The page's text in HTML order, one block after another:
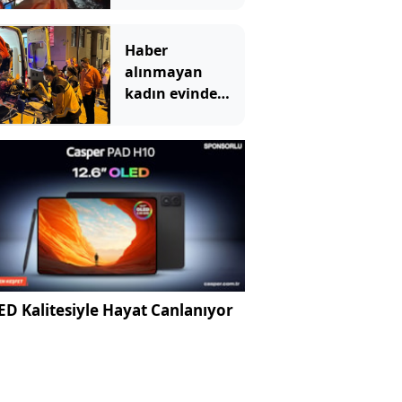
Haber
alınmayan
kadın evinde
arasında
bulundu
Kalitesiyle Hayat Canlanıyor